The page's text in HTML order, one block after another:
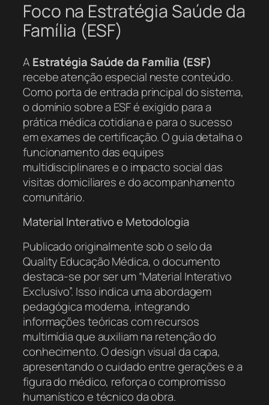
Foco na Estratégia Saúde da
Família (ESF)
A Estratégia Saúde da Família (ESF)
recebe atenção especial neste conteúdo.
Como porta de entrada principal do sistema,
o domínio sobre a ESF é exigido para a
prática médica cotidiana e para o sucesso
em exames de certificação. O guia detalha o
funcionamento das equipes
multidisciplinares e o impacto social das
visitas domiciliares e do acompanhamento
comunitário.
Material Interativo e Metodologia
Publicado originalmente sob o selo da
Quality Educação Médica, o documento
destaca-se por ser um “Material Interativo
Exclusivo”. Isso indica uma abordagem
pedagógica moderna, integrando
informações teóricas com recursos
multimídia que auxiliam na retenção do
conhecimento. O design visual da capa,
apresentando o cuidado entre gerações e a
figura do médico, reforça o compromisso
humanístico e técnico da obra.